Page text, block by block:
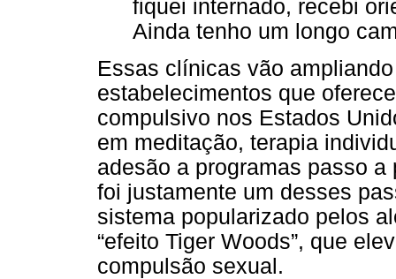
fiquei internado, recebi
Ainda tenho um longo
Essas clínicas vão
estabelecimentos que
compulsivo nos Estados
em meditação, terapia
adesão a programas passo
foi justamente um desses
sistema popularizado pelos
“efeito Tiger Woods”, que
compulsão sexual.